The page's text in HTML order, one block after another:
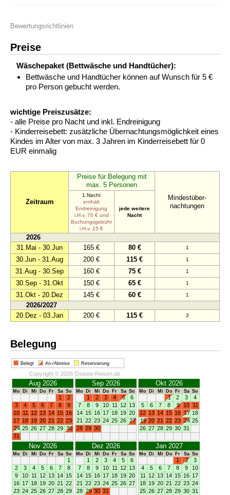
Bewertungsrichtlinien
Preise
Wäschepaket (Bettwäsche und Handtücher):
Bettwäsche und Handtücher können auf Wunsch für 5 €
pro Person gebucht werden.
wichtige Preiszusätze:
- alle Preise pro Nacht und inkl. Endreinigung
- Kinderreisebett: zusätzliche Übernachtungsmöglichkeit eines
Kindes im Alter von max. 3 Jahren im Kinderreisebett für 0
EUR einmalig
Zeitraum
Preise für Belegung mit
max. 5 Personen
Mindestüber-
nachtungen
1.Nacht
enthält
Endreinigung
i.H.v. 70 € und
Buchungsgebühr
i.H.v. 15 €
jede weitere
Nacht
2026
31.Mai - 30.Jun
165 € 80 € 1
30.Jun - 31.Aug 200 € 115 € 1
31.Aug - 30.Sep 160 € 75 € 1
30.Sep - 31.Okt 150 € 65 € 1
31.Okt - 20.Dez 145 € 60 € 1
2026/2027
20.Dez - 03.Jan
200 € 115 € 3
Belegung
Belegt An-/Abreise Reservierung
Copyright © 2026 Ostsee-Reisen.de
Aug 2026
Mo Di Mi Do Fr Sa So
1
2
3
4 5 6 7 8
9
10 11 12 13 14 15 16
17 18 19 20 21 22 23
24 25 26 27 28 29 30
31
Sep 2026
Mo Di Mi Do Fr Sa So
1 2 3 4 5
6
7
8 9 10 11 12 13
14 15 16 17 18 19 20
21
22 23 24 25 26 27
28 29 30
Okt 2026
Mo Di Mi Do Fr Sa So
1 2 3
4
5
6 7 8 9 10 11
12 13 14 15 16 17 18
19 20 21 22 23 24 25
26 27 28 29 30 31
Nov 2026
Mo Di Mi Do Fr Sa So
1
2
3 4 5 6 7
8
9
10 11 12 13 14 15
16 17 18 19 20 21
22
23 24 25 26 27 28 29
Dez 2026
Mo Di Mi Do Fr Sa So
1 2 3 4 5
6
7
8 9 10 11 12 13
14 15 16 17 18 19 20
21
22 23 24 25 26 27
28 29 30 31
Jan 2027
Mo Di Mi Do Fr Sa So
1 2
3
4
5 6 7 8 9
10
11
12 13 14 15 16 17
18 19 20 21 22 23 24
25 26 27 28 29 30 31